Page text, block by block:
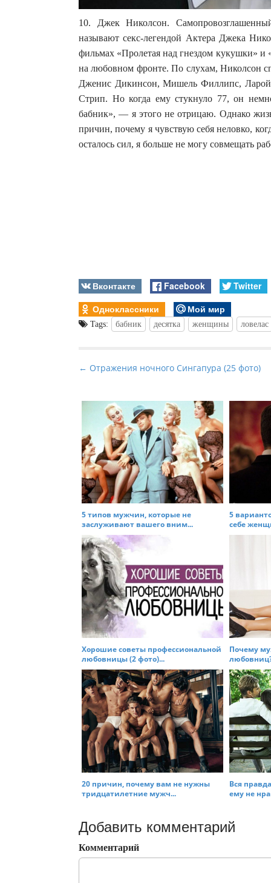
10. Джек Николсон.
называют секс-легендой Актера Джека
фильмах «Пролетая над гнездом кукушки» и
на любовном фронте. По слухам, Николсон
Дженис Дикинсон, Мишель Филлипс,
Стрип. Но когда ему стукнуло 77, он
бабник», — я этого не отрицаю. Однако
причин, почему я чувствую себя неловко,
осталось сил, я больше не могу совмещать
Вконтакте Facebook
Twitter
Одноклассники
Мой мир
Tags: бабник десятка женщины ловелас
P
s
n
a
v
g
a
t
o
n
← Отражения ночного Сингапура (25 фото)
5 типов мужчин, которые не
заслуживают вашего вним...
5
себе
Хорошие советы профессиональной
любовницы (2 фото)...
Почему
20 причин, почему вам не нужны
тридцатилетние мужч...
Вся
ему не
Добавить комментарий
Комментарий